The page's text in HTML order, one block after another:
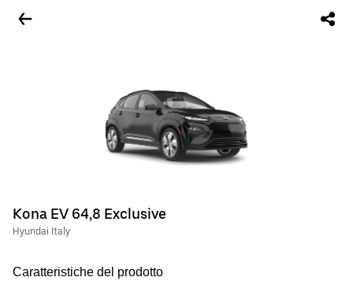
Kona EV 64,8 Exclusive
Hyundai Italy
Caratteristiche del prodotto